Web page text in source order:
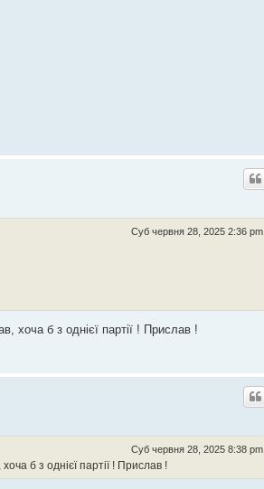
Суб червня 28, 2025 2:36 pm
хоча б з однієї партії ! Прислав !
Суб червня 28, 2025 8:38 pm
б з однієї партії ! Прислав !